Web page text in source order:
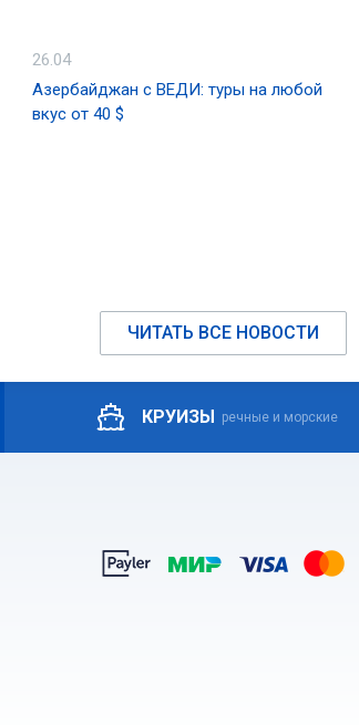
26.04
Азербайджан с ВЕДИ: туры на любой
вкус от 40 $
ЧИТАТЬ ВСЕ НОВОСТИ
КРУИЗЫ речные и морские